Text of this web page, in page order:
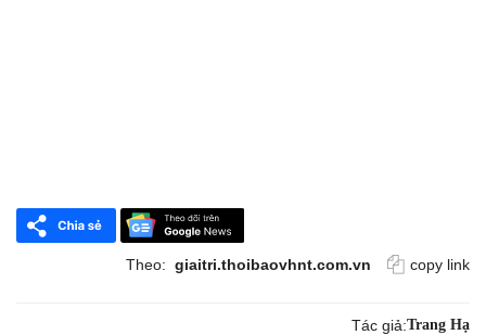
Theo: giaitri.thoibaovhnt.com.vn copy link
Tác giả:Trang Hạ